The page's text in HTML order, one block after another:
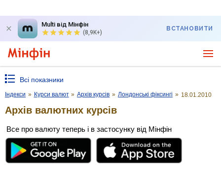
Multi від Мінфін
(8,9K+)
ВСТАНОВИТИ
Всі показники
Індекси » Курси валют » Архів курсів » Лондонські фіксингі » 18.01.2010
Архів валютних курсів
Все про валюту теперь і в застосунку від Мінфін